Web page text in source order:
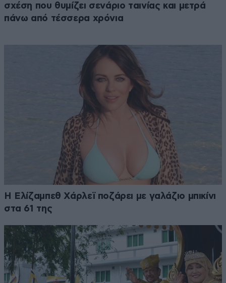
σχέση που θυμίζει σενάριο ταινίας και μετρά
πάνω από τέσσερα χρόνια
Η Ελίζαμπεθ Χάρλεϊ ποζάρει με γαλάζιο μπικίνι
στα 61 της